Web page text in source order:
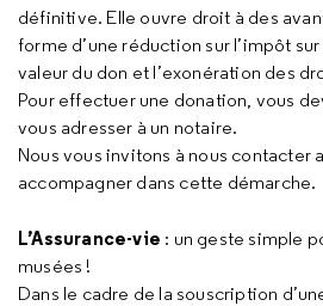
définitive. Elle ouvre droit à des
forme d’une réduction sur l’impôt
valeur du don et l’exonération des
Pour effectuer une donation, vous
vous adresser à un notaire.
Nous vous invitons à nous contacter
accompagner dans cette démarche.
L’Assurance-vie : un geste simple
musées !
Dans le cadre de la souscription